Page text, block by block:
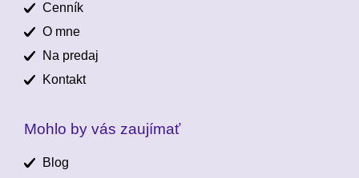
Cenník
O mne
Na predaj
Kontakt
Mohlo by vás zaujímať
Blog